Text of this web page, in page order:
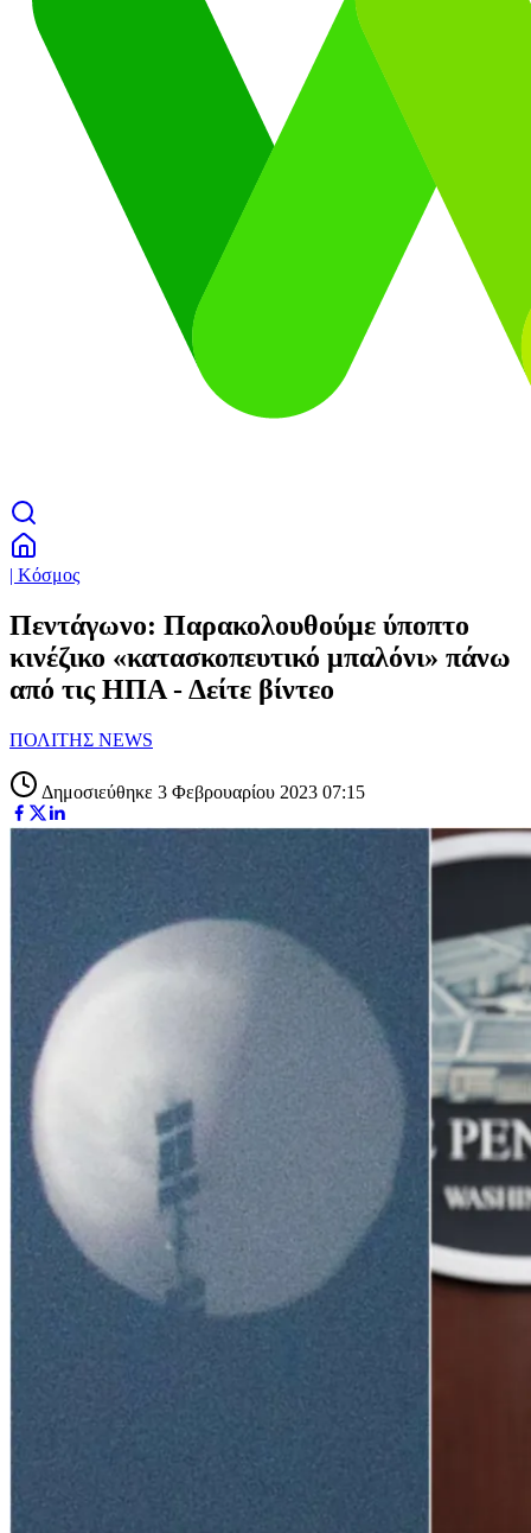
| Κόσμος
Πεντάγωνο: Παρακολουθούμε ύποπτο
κινέζικο «κατασκοπευτικό μπαλόνι» πάνω
από τις ΗΠΑ - Δείτε βίντεο
ΠΟΛΙΤΗΣ NEWS
Δημοσιεύθηκε 3 Φεβρουαρίου 2023 07:15